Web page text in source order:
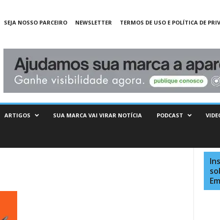
SEJA NOSSO PARCEIRO NEWSLETTER TERMOS DE USO E POLÍTICA DE
ARTIGOS SUA MARCA VAI VIRAR NOTÍCIA PODCAST